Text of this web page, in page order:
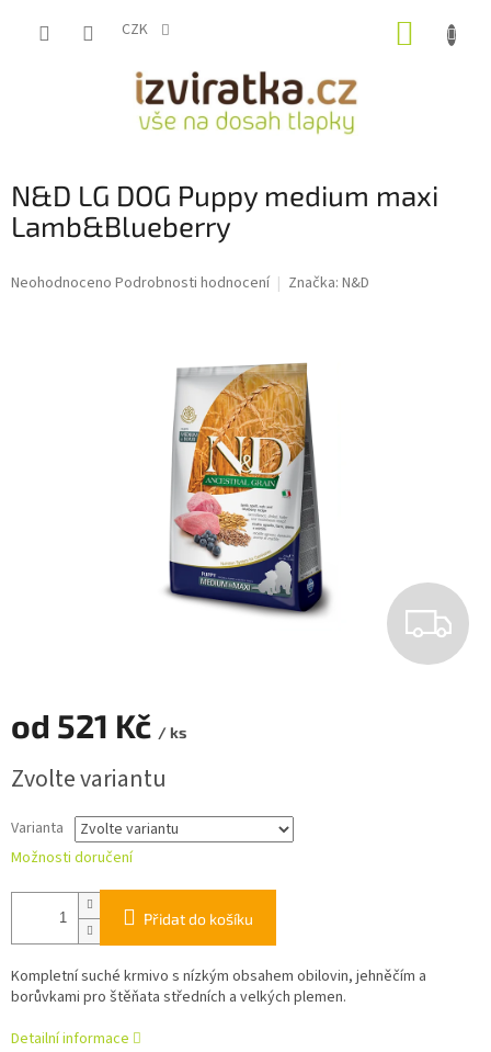
CZK
N&D LG DOG Puppy medium maxi
Lamb&Blueberry
Průměrné
Neohodnoceno Podrobnosti hodnocení Značka: N&D
Z
D
od 521 Kč / ks
cena:
Zvolte variantu
Varianta
Možnosti doručení
Přidat do košíku
Kompletní suché krmivo s nízkým obsahem obilovin, jehněčím a
borůvkami pro štěňata středních a velkých plemen.
Detailní informace